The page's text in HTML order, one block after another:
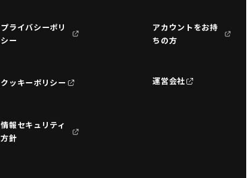
プライバシーポリ
シー
クッキーポリシー
情報セキュリティ
方針
アカウントをお持
ちの方
運営会社